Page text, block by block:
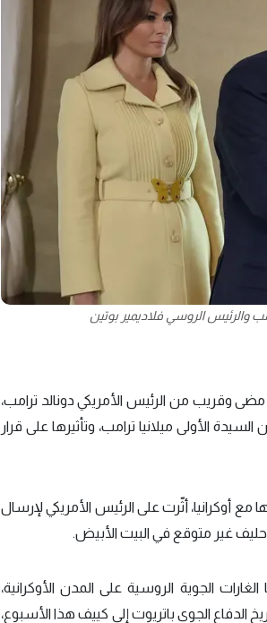
والرئيس الروسي فلاديمير بوتين
وقريب من الرئيس الأمريكي دونالد ترامب،
الأولى ميلانيا ترامب، وتأثيرها على قرار
أوكرانيا، أثّرت على الرئيس الأمريكي لإرسال
حليف غير متوقع في البيت الأبيض.
الجوية الروسية على المدن الأوكرانية،
الدفاع الجوي باتريوت إلى كييف هذا الأسبوع،